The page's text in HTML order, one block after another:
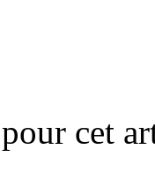
cet